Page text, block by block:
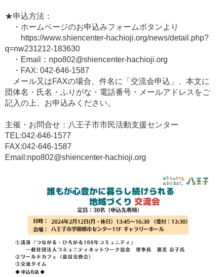
★申込方法：
・ホームページのお申込みフォームボタンより
https://www.shiencenter-hachioji.org/news/detail.php?
q=nw231212-183630
・Email：npo802@shiencenter-hachioji.org
・FAX: 042-646-1587
メール又はFAXの場合、件名に「交流会申込」、本文に
団体名・氏名・ふりがな・電話番号・メールアドレスをご
記入の上、お申込みください。
主催・お問合せ：八王子市市民活動支援センター
TEL:042-646-1577
FAX:042-646-1587
Email:npo802@shiencenter-hachioji.org